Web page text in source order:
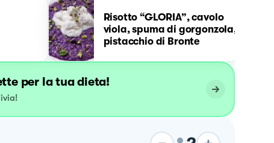
Risotto “GLORIA”, cavolo
viola, spuma di gorgonzola,
pistacchio di Bronte
per la tua dieta!